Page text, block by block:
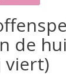
de
viert)